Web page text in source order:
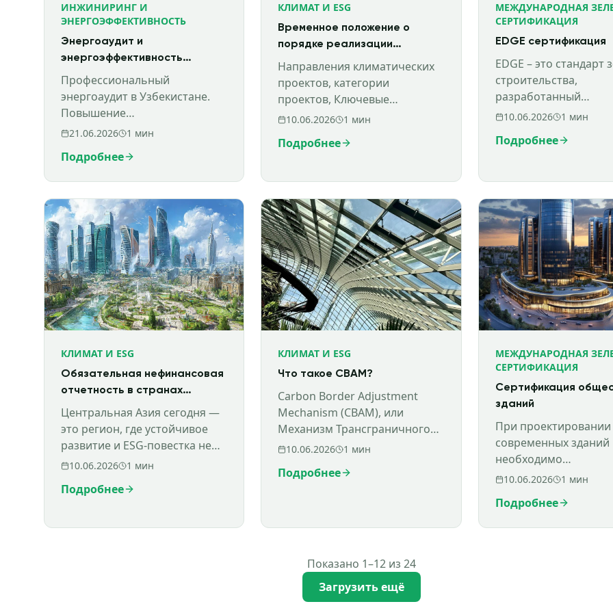
ИНЖИНИРИНГ И
ЭНЕРГОЭФФЕКТИВНОСТЬ
Энергоаудит и
энергоэффективность
городов: как снизить
расходы и повысить
инвестиционную
Профессиональный
энергоаудит в Узбекистане.
Повышение
энергоэффективности зданий,
BREEAM, EDGE. Консультация
HPBS.
21.06.2026 1 мин
Подробнее
КЛИМАТ И ESG
Временное положение о
порядке реализации
проектов по международной
газами в Узбекистане
Направления климатических
проектов, категории
проектов, Ключевые
методологические элементы
10.06.2026 1 мин
Подробнее
МЕЖДУНАРОДНАЯ
СЕРТИФИКАЦИЯ
EDGE сертификация
EDGE – это стандарт
строительства,
разработанный
Международной
от широко
10.06.2026 1 мин
Подробнее
КЛИМАТ И ESG
Обязательная нефинансовая
отчетность в странах
Центральной Азии
Центральная Азия сегодня —
это регион, где устойчивое
развитие и ESG-повестка не
просто модный тренд, а
приоритет, закрепленный на в
10.06.2026 1 мин
Подробнее
КЛИМАТ И ESG
Что такое CBAM?
Carbon Border Adjustment
Mechanism (CBAM), или
Механизм Трансграничного
Углеродного Регулирования, –
союза (ЕС), которая вызвала
10.06.2026 1 мин
Подробнее
МЕЖДУНАРОДНАЯ
СЕРТИФИКАЦИЯ
Сертификация
зданий
При проектировании
современных зданий
необходимо
руководствоваться
стандартов к
эффективности
10.06.2026 1 мин
Подробнее
Показано 1–12 из 24
Загрузить ещё